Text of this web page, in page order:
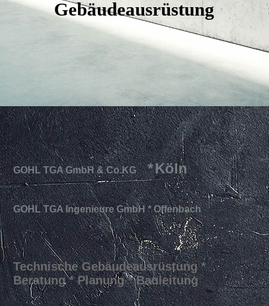
Gebäudeausrüstung
GOHL TGA GmbH & Co.KG *Köln
GOHL TGA Ingenieure GmbH * Offenbach
Technische Gebäudeausrüstung *
Beratung * Planung * Bauleitung
Impressum & Datenschutz